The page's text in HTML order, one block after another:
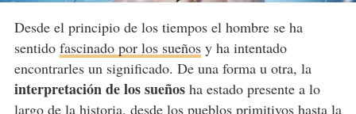
Desde el principio de los tiempos el hombre se ha
sentido fascinado por los sueñosy ha intentado
encontrarles un significado. De una forma u otra, la
interpretación de los sueñosha estado presente a lo
largo de la historia, desde los pueblos primitivos hasta la